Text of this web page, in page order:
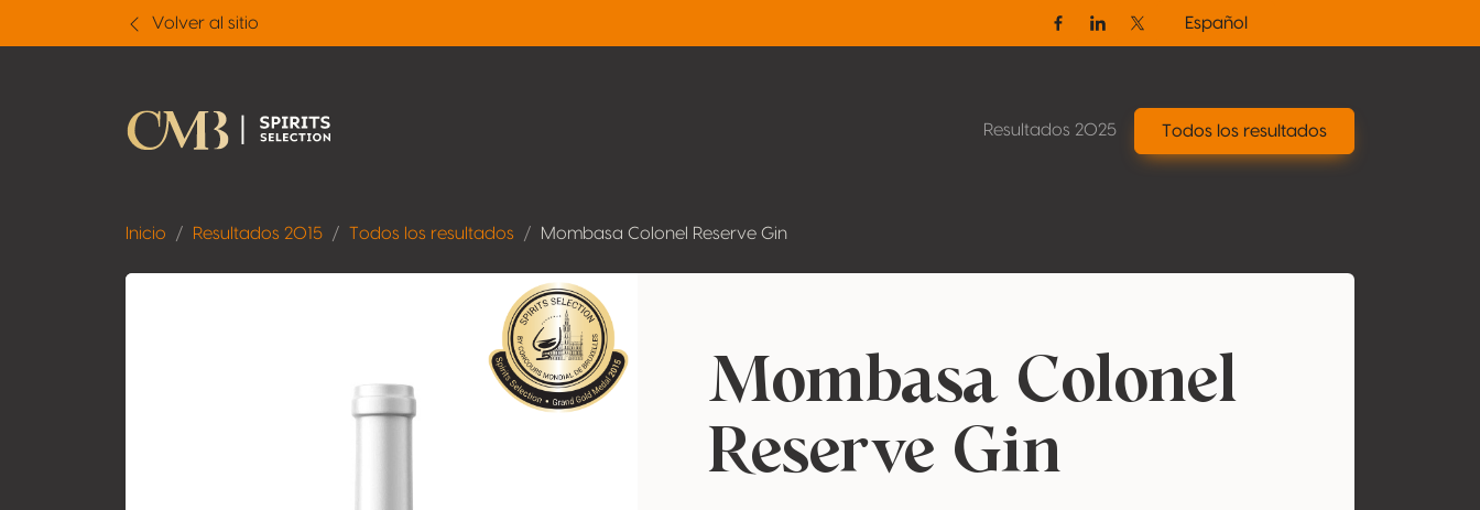
Volver al sitio
FacebookLinkedinTwitter / X
Español
Resultados 2025 Todos los resultados
Inicio Resultados 2015 Todos los resultados Mombasa Colonel Reserve Gin
Mombasa Colonel
Reserve Gin